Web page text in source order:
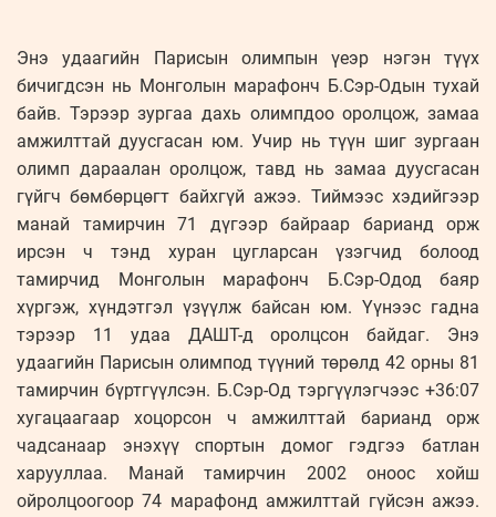
Энэ удаагийн Парисын олимпын үеэр нэгэн түүх
бичигдсэн нь Монголын марафонч Б.Сэр-Одын тухай
байв. Тэрээр зургаа дахь олимпдоо оролцож, замаа
амжилттай дуусгасан юм. Учир нь түүн шиг зургаан
олимп дараалан оролцож, тавд нь замаа дуусгасан
гүйгч бөмбөрцөгт байхгүй ажээ. Тиймээс хэдийгээр
манай тамирчин 71 дүгээр байраар барианд орж
ирсэн ч тэнд хуран цугларсан үзэгчид болоод
тамирчид Монголын марафонч Б.Сэр-Одод баяр
хүргэж, хүндэтгэл үзүүлж байсан юм. Үүнээс гадна
тэрээр 11 удаа ДАШТ-д оролцсон байдаг. Энэ
удаагийн Парисын олимпод түүний төрөлд 42 орны 81
тамирчин бүртгүүлсэн. Б.Сэр-Од тэргүүлэгчээс +36:07
хугацаагаар хоцорсон ч амжилттай барианд орж
чадсанаар энэхүү спортын домог гэдгээ батлан
харууллаа. Манай тамирчин 2002 оноос хойш
ойролцоогоор 74 марафонд амжилттай гүйсэн ажээ.